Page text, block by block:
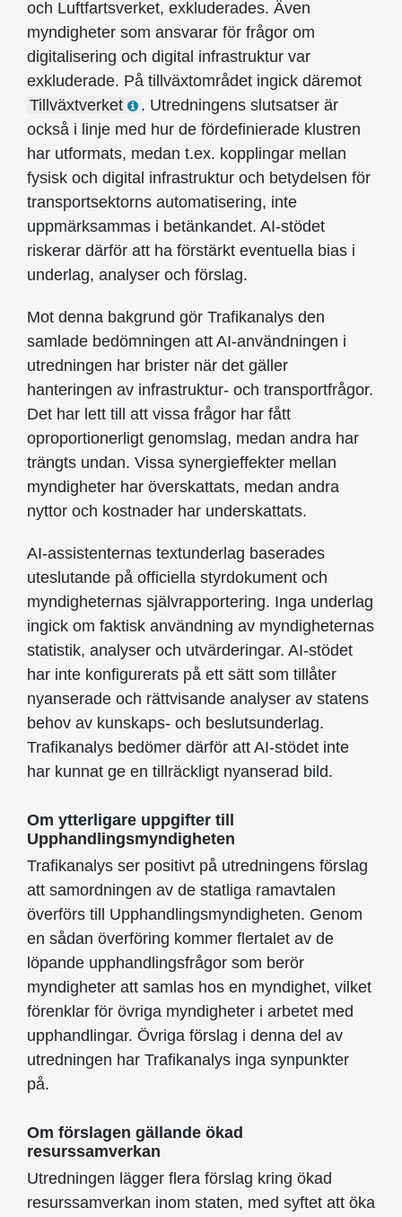
och Luftfartsverket, exkluderades. Även
myndigheter som ansvarar för frågor om
digitalisering och digital infrastruktur var
exkluderade. På tillväxtområdet ingick däremot
Tillväxtverket
. Utredningens slutsatser är
också i linje med hur de fördefinierade klustren
har utformats, medan t.ex. kopplingar mellan
fysisk och digital infrastruktur och betydelsen för
transportsektorns automatisering, inte
uppmärksammas i betänkandet. AI-stödet
riskerar därför att ha förstärkt eventuella bias i
underlag, analyser och förslag.
Mot denna bakgrund gör Trafikanalys den
samlade bedömningen att AI-användningen i
utredningen har brister när det gäller
hanteringen av infrastruktur- och transportfrågor.
Det har lett till att vissa frågor har fått
oproportionerligt genomslag, medan andra har
trängts undan. Vissa synergieffekter mellan
myndigheter har överskattats, medan andra
nyttor och kostnader har underskattats.
AI-assistenternas textunderlag baserades
uteslutande på officiella styrdokument och
myndigheternas självrapportering. Inga underlag
ingick om faktisk användning av myndigheternas
statistik, analyser och utvärderingar. AI-stödet
har inte konfigurerats på ett sätt som tillåter
nyanserade och rättvisande analyser av statens
behov av kunskaps- och beslutsunderlag.
Trafikanalys bedömer därför att AI-stödet inte
har kunnat ge en tillräckligt nyanserad bild.
Om ytterligare uppgifter till
Upphandlingsmyndigheten
Trafikanalys ser positivt på utredningens förslag
att samordningen av de statliga ramavtalen
överförs till Upphandlingsmyndigheten. Genom
en sådan överföring kommer flertalet av de
löpande upphandlingsfrågor som berör
myndigheter att samlas hos en myndighet, vilket
förenklar för övriga myndigheter i arbetet med
upphandlingar. Övriga förslag i denna del av
utredningen har Trafikanalys inga synpunkter
på.
Om förslagen gällande ökad
resurssamverkan
Utredningen lägger flera förslag kring ökad
resurssamverkan inom staten, med syftet att öka